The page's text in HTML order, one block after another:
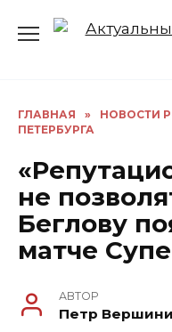
ГЛАВНАЯ » НОВОСТИ
ПЕТЕРБУРГА
не
Беглову
матче
АВТОР
Петр